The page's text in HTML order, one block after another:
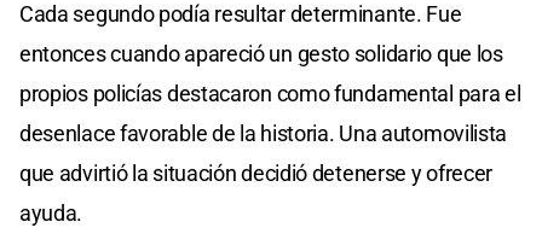
Cada segundo podía resultar determinante. Fue
entonces cuando apareció un gesto solidario que los
propios policías destacaron como fundamental para el
desenlace favorable de la historia. Una automovilista
que advirtió la situación decidió detenerse y ofrecer
ayuda.